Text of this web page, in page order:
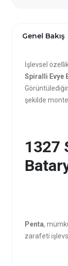
Genel Bakış
İşlevsel
Spiralli Evye
şekilde
1327
Penta,
zarafeti